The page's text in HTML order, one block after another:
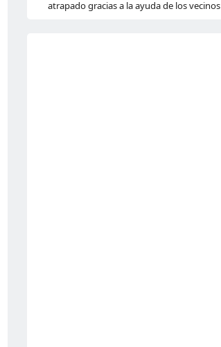
atrapado gracias a la ayuda de los vecinos